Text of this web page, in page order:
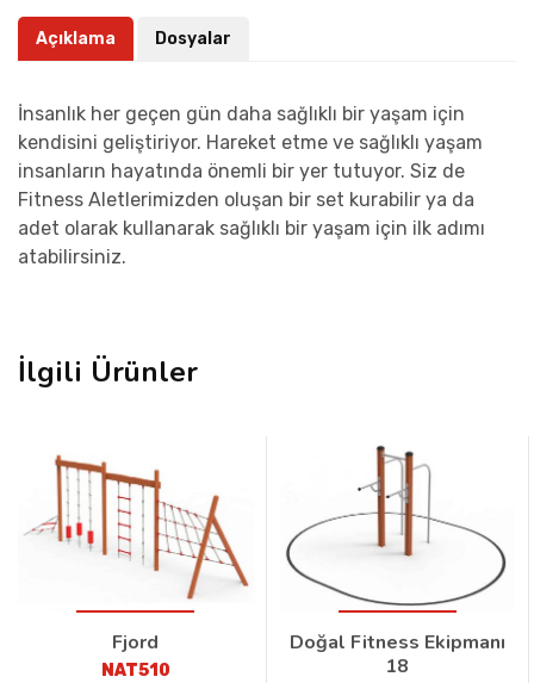
Açıklama Dosyalar
İnsanlık her geçen gün daha sağlıklı bir yaşam için
kendisini geliştiriyor. Hareket etme ve sağlıklı yaşam
insanların hayatında önemli bir yer tutuyor. Siz de
Fitness Aletlerimizden oluşan bir set kurabilir ya da
adet olarak kullanarak sağlıklı bir yaşam için ilk adımı
atabilirsiniz.
İlgili Ürünler
Fjord
NAT510
Doğal Fitness Ekipmanı
18